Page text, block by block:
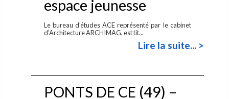
espace jeunesse
Le bureau d'études ACE représenté par le cabinet
d'Architecture ARCHIMAG, est tit...
Lire la suite... >
PONTS DE CE (49) –